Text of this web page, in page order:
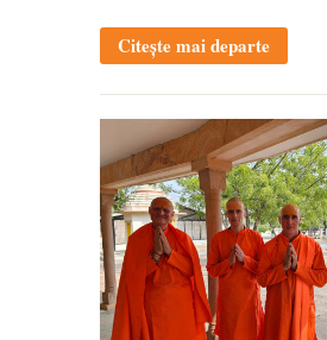
Citește mai departe